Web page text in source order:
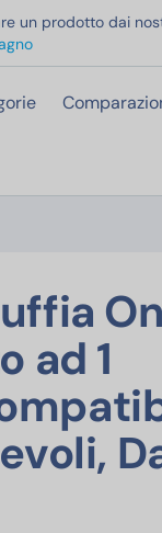
un prodotto dai
ad 1